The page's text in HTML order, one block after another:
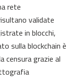
rete
validate
in blocchi,
sulla blockchain è
censura grazie al